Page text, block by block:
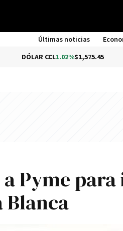
Últimas noticias
1.02%$1,575.45
Pyme
Blanca